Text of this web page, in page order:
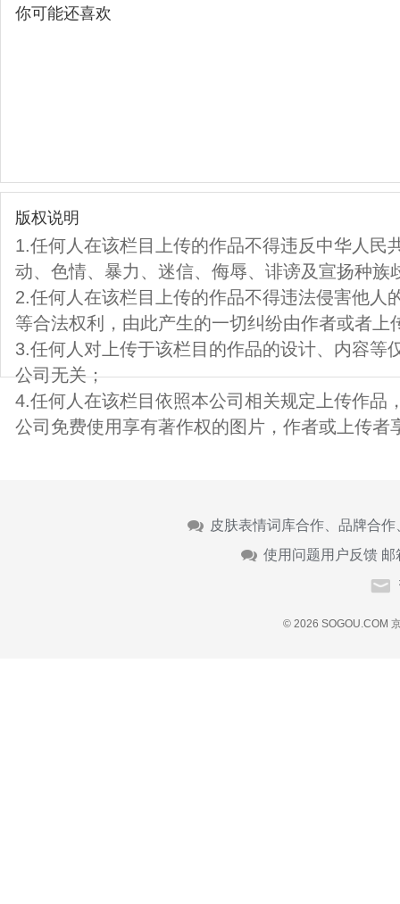
你可能还喜欢
版权说明
1.任何人在该栏目上传的作品不得违反中华人民
动、色情、暴力、迷信、侮辱、诽谤及宣扬种族
2.任何人在该栏目上传的作品不得违法侵害他人
等合法权利，由此产生的一切纠纷由作者或者上
3.任何人对上传于该栏目的作品的设计、内容等
公司无关；
4.任何人在该栏目依照本公司相关规定上传作品
公司免费使用享有著作权的图片，作者或上传者
皮肤表情词库合作、品牌合
使用问题用户反馈 邮
© 2026 SOGOU.COM